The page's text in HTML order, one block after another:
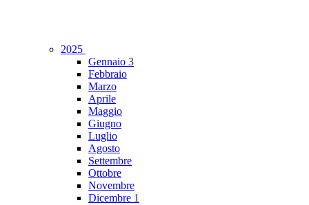
2025
Gennaio 3
Febbraio
Marzo
Aprile
Maggio
Giugno
Luglio
Agosto
Settembre
Ottobre
Novembre
Dicembre 1